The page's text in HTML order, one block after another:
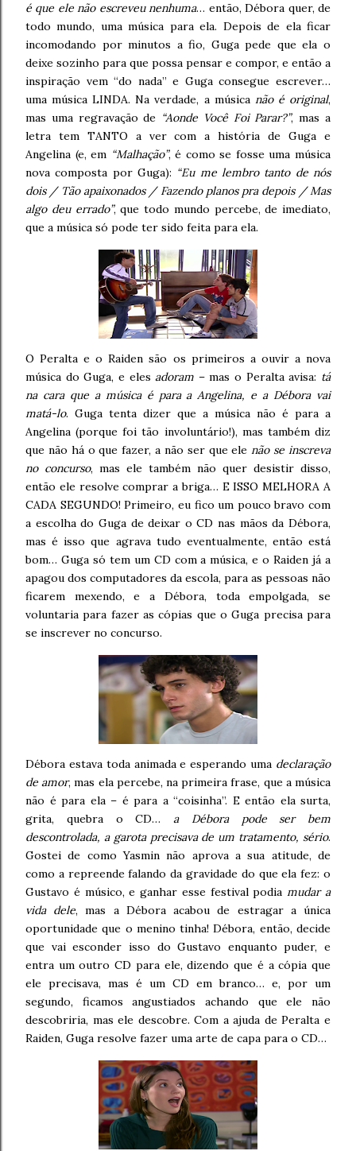
é que ele não escreveu nenhuma… então, Débora quer, de
todo mundo, uma música para ela. Depois de ela ficar
incomodando por minutos a fio, Guga pede que ela o
deixe sozinho para que possa pensar e compor, e então a
inspiração vem “do nada” e Guga consegue escrever…
uma música LINDA. Na verdade, a música não é original,
mas uma regravação de “Aonde Você Foi Parar?”, mas a
letra tem TANTO a ver com a história de Guga e
Angelina (e, em “Malhação”, é como se fosse uma música
nova composta por Guga): “Eu me lembro tanto de nós
dois / Tão apaixonados / Fazendo planos pra depois / Mas
algo deu errado”, que todo mundo percebe, de imediato,
que a música só pode ter sido feita para ela.
O Peralta e o Raiden são os primeiros a ouvir a nova
música do Guga, e elesadoram – mas o Peralta avisa: tá
na cara que a música é para a Angelina, e a Débora vai
matá-lo. Guga tenta dizer que a música não é para a
Angelina (porque foi tão involuntário!), mas também diz
que não há o que fazer, a não ser que elenão se inscreva
no concurso, mas ele também não quer desistir disso,
então ele resolve comprar a briga… E ISSO MELHORA A
CADA SEGUNDO! Primeiro, eu fico um pouco bravo com
a escolha do Guga de deixar o CD nas mãos da Débora,
mas é isso que agrava tudo eventualmente, então está
bom… Guga só tem um CD com a música, e o Raiden já a
apagou dos computadores da escola, para as pessoas não
ficarem mexendo, e a Débora, toda empolgada, se
voluntaria para fazer as cópias que o Guga precisa para
se inscrever no concurso.
Débora estava toda animada e esperando uma declaração
de amor, mas ela percebe, na primeira frase, que a música
não é para ela – é para a “coisinha”. E então ela surta,
grita, quebra o CD… a Débora pode ser bem
descontrolada, a garota precisava de um tratamento, sério.
Gostei de como Yasmin não aprova a sua atitude, de
como a repreende falando da gravidade do que ela fez: o
Gustavo é músico, e ganhar esse festival podiamudar a
vida dele, mas a Débora acabou de estragar a única
oportunidade que o menino tinha! Débora, então, decide
que vai esconder isso do Gustavo enquanto puder, e
entra um outro CD para ele, dizendo que é a cópia que
ele precisava, mas é um CD em branco… e, por um
segundo, ficamos angustiados achando que ele não
descobriria, mas ele descobre. Com a ajuda de Peralta e
Raiden, Guga resolve fazer uma arte de capa para o CD…